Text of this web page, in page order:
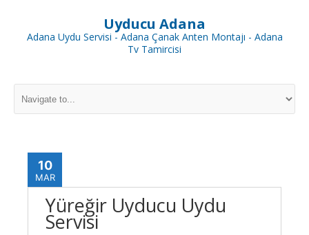
Uyducu Adana
Adana Uydu Servisi - Adana Çanak Anten Montajı - Adana
Tv Tamircisi
10
MAR
Yüreğir Uyducu Uydu
Servisi